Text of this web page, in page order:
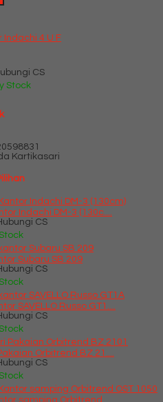
Indachi 4 U F
CS
Stock
Kartikasari
Indachi DM-3 (130c....
CS
Subaru SB 209
CS
SAVELLO Russo GT1....
CS
Orbitrend BZ 21....
CS
samping Orbitrend ....